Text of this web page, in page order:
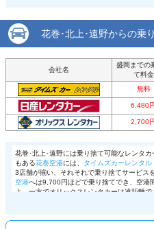
この店舗でレ
花巻･北上･遠野からの乗
会社名
盛岡までの
て料金
無料
6,480
2,700
花巻･北上･遠野には乗り捨て可能なレンタ
もある花巻空港には、 タイムズカーレンタル
3店舗が揃い、それそれで乗り捨てサービスを
空港へは9,700円ほどで乗り捨てでき、空港
よ。一方でオリックスレンタカーは遠距離
っ越しなど県をまたいだ大移動の際は是非
ターから盛岡駅への乗り捨てが無料で行え